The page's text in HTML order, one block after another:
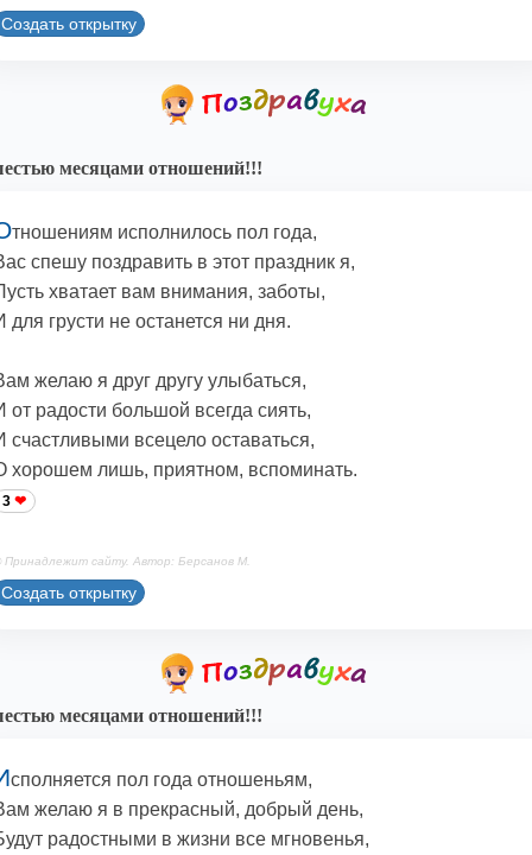
Создать открытку
месяцами отношений!!!
тношениям исполнилось пол года,
спешу поздравить в этот праздник я,
хватает вам внимания, заботы,
для грусти не останется ни дня.
желаю я друг другу улыбаться,
от радости большой всегда сиять,
счастливыми всецело оставаться,
хорошем лишь, приятном, вспоминать.
3
Принадлежит сайту. Автор: Берсанов М.
Создать открытку
месяцами отношений!!!
сполняется пол года отношеньям,
желаю я в прекрасный, добрый день,
радостными в жизни все мгновенья,